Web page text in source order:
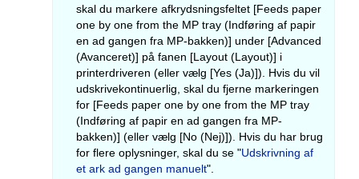
skal du markere afkrydsningsfeltet [Feeds paper
one by one from the MP tray (Indføring af papir
en ad gangen fra MP-bakken)] under [Advanced
(Avanceret)] på fanen [Layout (Layout)] i
printerdriveren (eller vælg [Yes (Ja)]). Hvis du vil
udskrivekontinuerlig, skal du fjerne markeringen
for [Feeds paper one by one from the MP tray
(Indføring af papir en ad gangen fra MP-
bakken)] (eller vælg [No (Nej)]). Hvis du har brug
for flere oplysninger, skal du se "Udskrivning af
et ark ad gangen manuelt".